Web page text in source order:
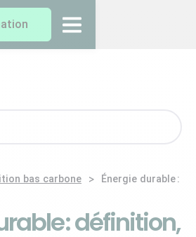
bas carbone > Énergie durable :
: définition,